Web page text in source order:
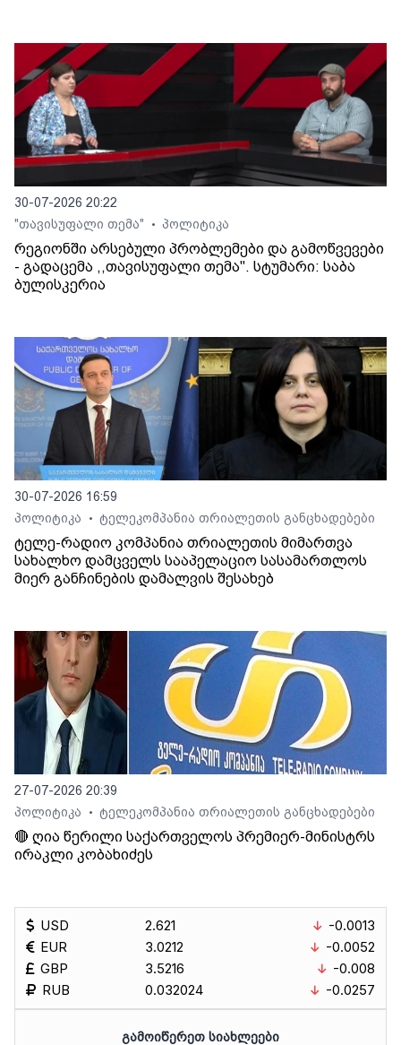
30-07-2026 20:22
"თავისუფალი თემა"
• პოლიტიკა
რეგიონში არსებული პრობლემები და გამოწვევები
- გადაცემა ,,თავისუფალი თემა". სტუმარი: საბა
ბულისკერია
30-07-2026 16:59
პოლიტიკა
• ტელეკომპანია თრიალეთის განცხადებები
ტელე-რადიო კომპანია თრიალეთის მიმართვა
სახალხო დამცველს სააპელაციო სასამართლოს
მიერ განჩინების დამალვის შესახებ
27-07-2026 20:39
პოლიტიკა
• ტელეკომპანია თრიალეთის განცხადებები
🔴 ღია წერილი საქართველოს პრემიერ-მინისტრს
ირაკლი კობახიძეს
USD
EUR
GBP
RUB
2.621
3.0212
3.5216
0.032024
-0.0013
-0.0052
-0.008
-0.0257
ᲒᲐᲛᲝᲘᲬᲔᲠᲔᲗ ᲡᲘᲐᲮᲚᲔᲔᲑᲘ